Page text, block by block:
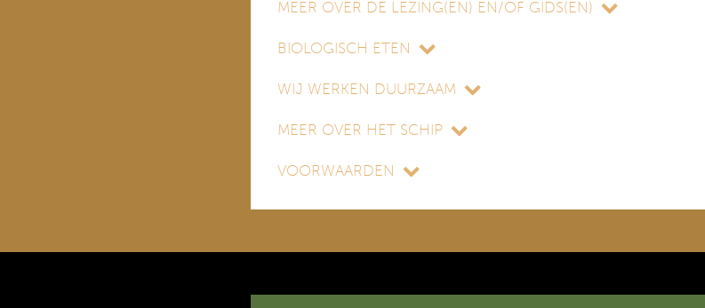
MEER OVER DE LEZING(EN) EN/OF GIDS(EN)
BIOLOGISCH ETEN
WIJ WERKEN DUURZAAM
MEER OVER HET SCHIP
VOORWAARDEN